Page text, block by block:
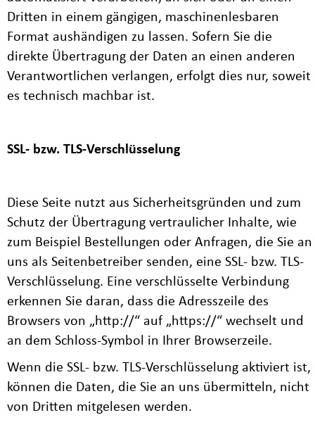
Dritten in einem gängigen, maschinenlesbaren
Format aushändigen zu lassen. Sofern Sie die
direkte Übertragung der Daten an einen anderen
Verantwortlichen verlangen, erfolgt dies nur, soweit
es technisch machbar ist.
SSL- bzw. TLS-Verschlüsselung
Diese Seite nutzt aus Sicherheitsgründen und zum
Schutz der Übertragung vertraulicher Inhalte, wie
zum Beispiel Bestellungen oder Anfragen, die Sie an
uns als Seitenbetreiber senden, eine SSL- bzw. TLS-
Verschlüsselung. Eine verschlüsselte Verbindung
erkennen Sie daran, dass die Adresszeile des
Browsers von „http://“ auf „https://“ wechselt und
an dem Schloss-Symbol in Ihrer Browserzeile.
Wenn die SSL- bzw. TLS-Verschlüsselung aktiviert ist,
können die Daten, die Sie an uns übermitteln, nicht
von Dritten mitgelesen werden.